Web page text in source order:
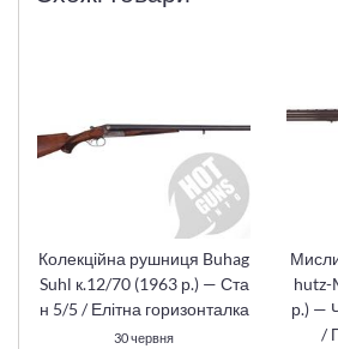
Колекційна рушниця Buhag
Suhl к.12/70 (1963 р.) — Ста
н 5/5 / Елітна горизонталка
30 червня
hutz-
р.) —
/